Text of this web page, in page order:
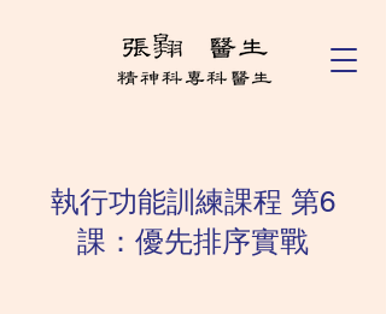
執行功能訓練課程 第6
課：優先排序實戰